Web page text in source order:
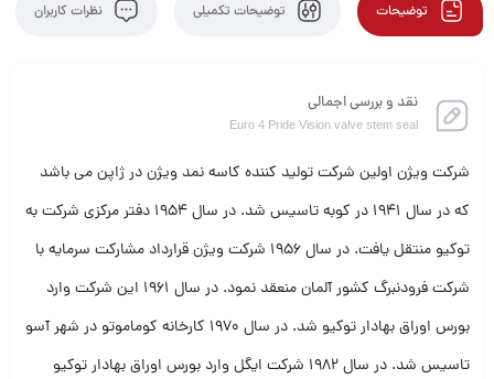
توضیحات توضیحات تکمیلی نظرات کاربران
نقد و بررسی اجمالی
Euro 4 Pride Vision valve stem seal
شرکت ویژن اولین شرکت تولید کننده کاسه نمد ویژن در ژاپن می باشد
که در سال ۱۹۴۱ در کوبه تاسیس شد. در سال ۱۹۵۴ دفتر مرکزی شرکت به
توکیو منتقل یافت. در سال ۱۹۵۶ شرکت ویژن قرارداد مشارکت سرمایه با
شرکت فرودنبرگ کشور آلمان منعقد نمود. در سال ۱۹۶۱ این شرکت وارد
بورس اوراق بهادار توکیو شد. در سال ۱۹۷۰ کارخانه کوماموتو در شهر آسو
تاسیس شد. در سال ۱۹۸۲ شرکت ایگل وارد بورس اوراق بهادار توکیو